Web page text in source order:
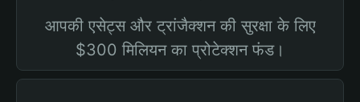
आपकी एसेट्स और ट्रांजैक्शन की सुरक्षा के लिए
$300 मिलियन का प्रोटेक्शन फंड।